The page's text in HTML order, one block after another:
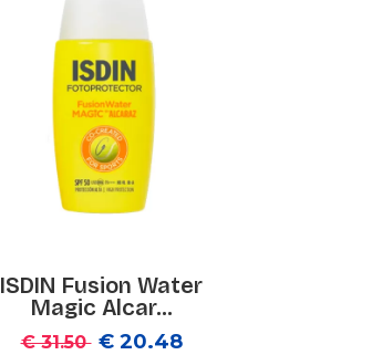
ISDIN Fusion Water
Magic Alcar...
€ 31.50 € 20.48